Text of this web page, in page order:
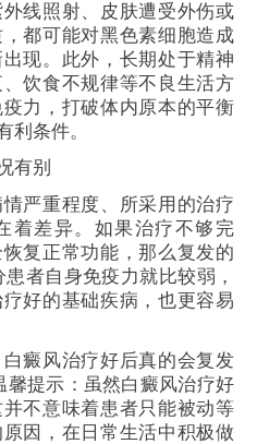
线照射、皮肤遭受外伤或
都可能对黑色素细胞造成
现。此外，长期处于精神
饮食不规律等不良生活方
力，打破体内原本的平衡
利条件。
有别
重程度、所采用的治疗
着差异。如果治疗不够完
复正常功能，那么复发的
者自身免疫力就比较弱，
好的基础疾病，也更容易
风治疗好后真的会复发
馨提示：虽然白癜风治疗好
不意味着患者只能被动等
因，在日常生活中积极做